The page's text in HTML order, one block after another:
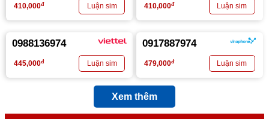
410,000đ 410,000đ
0988136974
445,000đ
0917887974
479,000đ
Xem thêm